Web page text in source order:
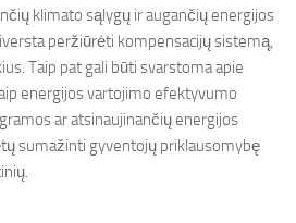
klimato sąlygų ir augančių energijos
peržiūrėti kompensacijų sistemą,
Taip pat gali būti svarstoma apie
energijos vartojimo efektyvumo
ar atsinaujinančių energijos
sumažinti gyventojų priklausomybę